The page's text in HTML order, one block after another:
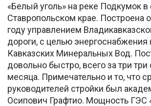
«Белый уголь» на реке Подкумок
Ставропольском крае. Построена
году управлением
дороги, с целью энергоснабжения
Кавказских Минеральных Вод.
довольно быстро, всего за три
месяца. Примечательно и то, что
руководителей стройки был
Осипович Графтио. Мощность ГЭС